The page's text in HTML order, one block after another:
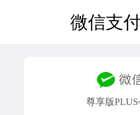
微信支
尊享版